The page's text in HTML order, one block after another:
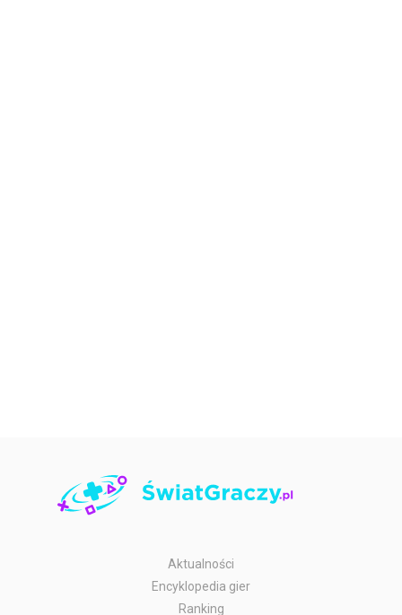
Aktualności
Encyklopedia gier
Ranking